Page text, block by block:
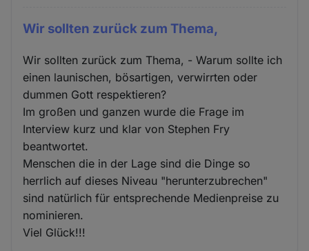
Wir sollten zurück zum Thema,
Wir sollten zurück zum Thema, - Warum sollte ich
einen launischen, bösartigen, verwirrten oder
dummen Gott respektieren?
Im großen und ganzen wurde die Frage im
Interview kurz und klar von Stephen Fry
beantwortet.
Menschen die in der Lage sind die Dinge so
herrlich auf dieses Niveau "herunterzubrechen"
sind natürlich für entsprechende Medienpreise zu
nominieren.
Viel Glück!!!